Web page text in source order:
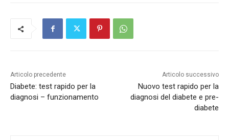
Articolo precedente
Diabete: test rapido per la
diagnosi – funzionamento
Articolo successivo
Nuovo test rapido per la
diagnosi del diabete e pre-
diabete